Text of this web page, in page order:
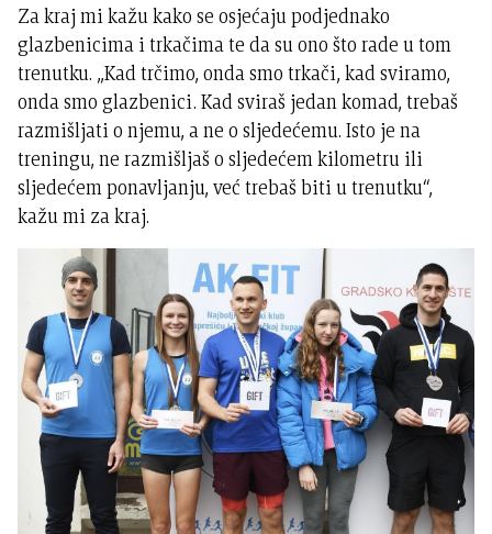
Za kraj mi kažu kako se osjećaju podjednako
glazbenicima i trkačima te da su ono što rade u tom
trenutku. „Kad trčimo, onda smo trkači, kad sviramo,
onda smo glazbenici. Kad sviraš jedan komad, trebaš
razmišljati o njemu, a ne o sljedećemu. Isto je na
treningu, ne razmišljaš o sljedećem kilometru ili
sljedećem ponavljanju, već trebaš biti u trenutku“,
kažu mi za kraj.